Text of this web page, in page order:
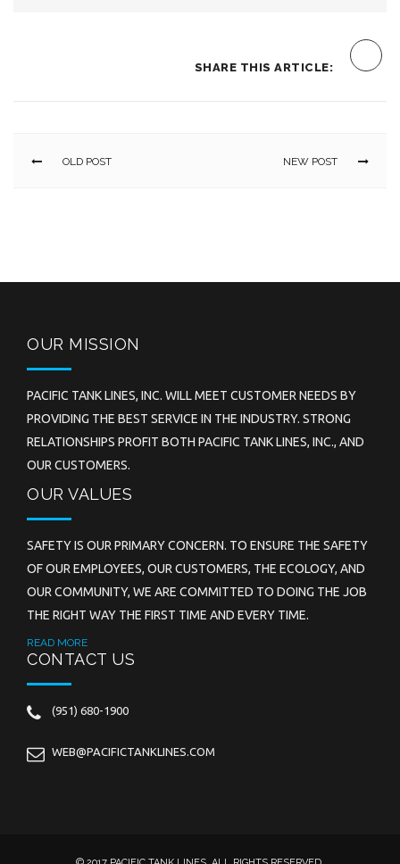
SHARE THIS ARTICLE:
OLD POST NEW POST
OUR MISSION
PACIFIC TANK LINES, INC. WILL MEET CUSTOMER NEEDS BY
PROVIDING THE BEST SERVICE IN THE INDUSTRY. STRONG
RELATIONSHIPS PROFIT BOTH PACIFIC TANK LINES, INC., AND
OUR CUSTOMERS.
OUR VALUES
SAFETY IS OUR PRIMARY CONCERN. TO ENSURE THE SAFETY
OF OUR EMPLOYEES, OUR CUSTOMERS, THE ECOLOGY, AND
OUR COMMUNITY, WE ARE COMMITTED TO DOING THE JOB
THE RIGHT WAY THE FIRST TIME AND EVERY TIME.
READ MORE
CONTACT US
(951) 680-1900
WEB@PACIFICTANKLINES.COM